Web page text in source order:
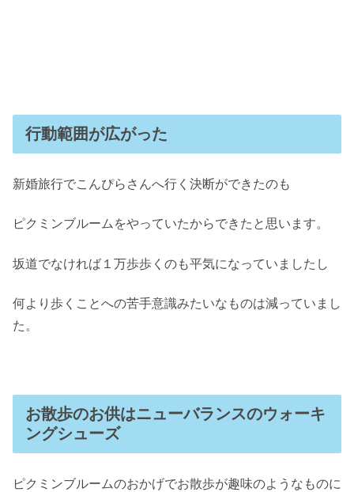
行動範囲が広がった
新婚旅行でこんぴらさんへ行く決断ができたのも
ピクミンブルームをやっていたからできたと思います。
坂道でなければ１万歩歩くのも平気になっていましたし
何より歩くことへの苦手意識みたいなものは減っていまし
た。
お散歩のお供はニューバランスのウォーキ
ングシューズ
ピクミンブルームのおかげでお散歩が趣味のようなものに